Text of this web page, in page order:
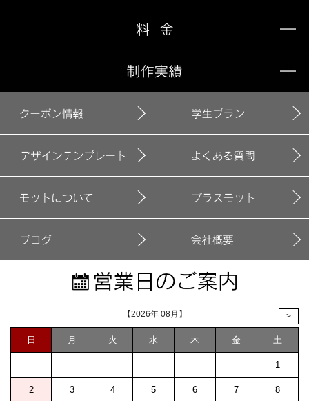
【2026年 08月】 >
日 月 火 水 木 金 土
1
2 3 4 5 6 7 8